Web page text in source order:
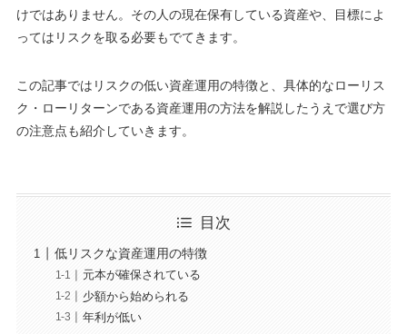
けではありません。その人の現在保有している資産や、目標によ
ってはリスクを取る必要もでてきます。
この記事ではリスクの低い資産運用の特徴と、具体的なローリス
ク・ローリターンである資産運用の方法を解説したうえで選び方
の注意点も紹介していきます。
目次
低リスクな資産運用の特徴
元本が確保されている
少額から始められる
年利が低い